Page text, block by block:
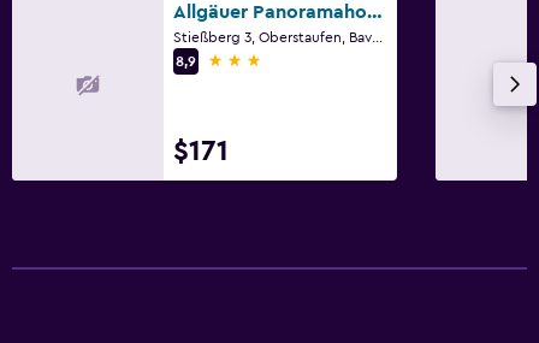
Allgäuer Panoramahotel
8,9
3 estrellas
$171